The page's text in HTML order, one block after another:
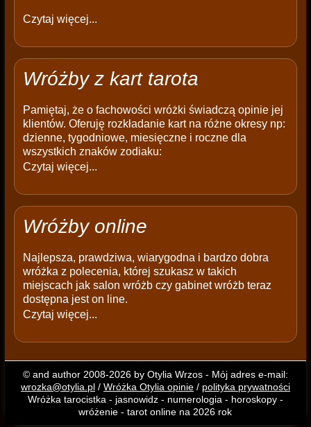
Czytaj więcej...
Wróżby z kart tarota
Pamiętaj, że o fachowości wróżki świadczą opinie jej
klientów. Oferuję rozkładanie kart na różne okresy np:
dzienne, tygodniowe, miesięczne i roczne dla
wszystkich znaków zodiaku:
Czytaj więcej...
Wróżby online
Najlepsza, prawdziwa, wiarygodna i bardzo dobra
wróżka z polecenia, której szukasz w takich
miejscach jak salon wróżb czy gabinet wróżb teraz
dostępna jest on line.
Czytaj więcej...
© and author 2008-2026 by Otylia Wrzos - Mój adres e-mail:
wrozka@otylia.pl/ Wróżka Otylia opinie/ polityka prywatności
Wróżka tarocistka - jasnowidz - numerologia - horoskopy -
wróżenie - tarot online na 2026 rok